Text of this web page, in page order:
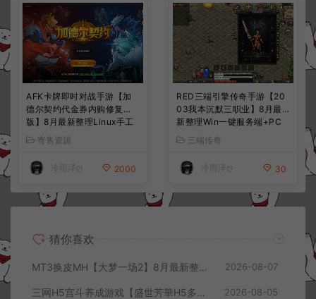
AFK卡牌即时对战手游【加
德尔契约代金券内购修复
版】8月最新整理Linux手工
服务端+前后端全套源码+CD
K授权后台+安卓苹果双端
+详细搭建教程+视频教程
寄售资源
冷雨泽ღ 2000
RED三端引擎传奇手游【20
03我本沉默三职业】8月最
新整理Win一键服务端+PC
安卓+详细搭建教程
三端传奇
冷雨泽ღ 30
猜你喜欢
MT3换皮MH【大梦一场2】8月最新整理Linux手工服务端+源码+管理后台+安卓苹果双端+详细搭建教程+视频教程 2026-08-07
三网H5宫斗养成游戏【盛世芳華H5多区跨服代金券内购优化版】8月最新整理Linux手工服务端+CDK授权后台+全资源安卓+详细搭建教程+视频教程 2026-08-05